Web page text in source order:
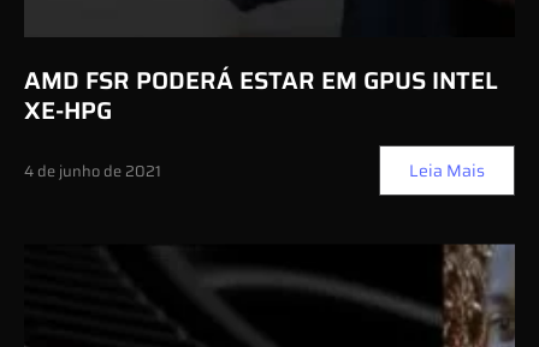
AMD FSR PODERÁ ESTAR EM GPUS INTEL
XE-HPG
4 de junho de 2021 Leia Mais